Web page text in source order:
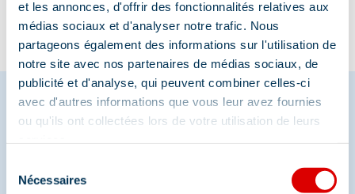
et les annonces, d'offrir des fonctionnalités relatives aux
médias sociaux et d'analyser notre trafic. Nous
partageons également des informations sur l'utilisation de
notre site avec nos partenaires de médias sociaux, de
publicité et d'analyse, qui peuvent combiner celles-ci
avec d'autres informations que vous leur avez fournies
ou qu'ils ont collectées lors de votre utilisation de leurs
Nécessaires
Deel je momenten in
Méribel